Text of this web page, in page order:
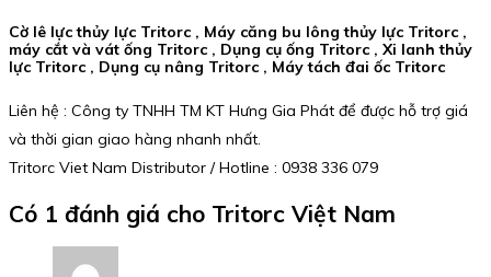
Cờ lê lực thủy lực Tritorc , Máy căng bu lông thủy lực Tritorc ,
máy cắt và vát ống Tritorc , Dụng cụ ống Tritorc , Xi lanh thủy
lực Tritorc , Dụng cụ nâng Tritorc , Máy tách đai ốc Tritorc
Liên hệ : Công ty TNHH TM KT Hưng Gia Phát để được hỗ trợ giá
và thời gian giao hàng nhanh nhất.
Tritorc Viet Nam Distributor / Hotline : 0938 336 079
Có 1 đánh giá cho Tritorc Việt Nam